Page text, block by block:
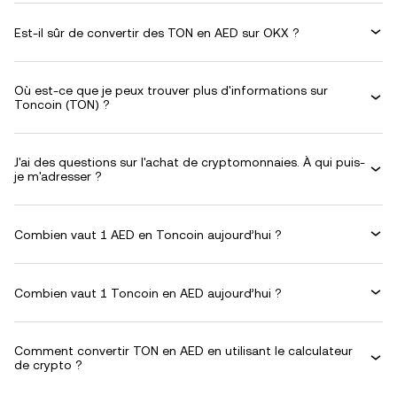
Est-il sûr de convertir des TON en AED sur OKX ?
Où est-ce que je peux trouver plus d'informations sur
Toncoin (TON) ?
J'ai des questions sur l'achat de cryptomonnaies. À qui puis-
je m'adresser ?
Combien vaut 1 AED en Toncoin aujourd’hui ?
Combien vaut 1 Toncoin en AED aujourd’hui ?
Comment convertir TON en AED en utilisant le calculateur
de crypto ?